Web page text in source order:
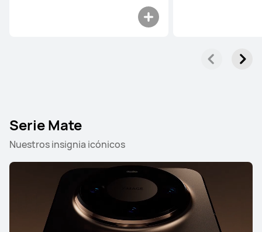
Serie Mate
Nuestros insignia icónicos